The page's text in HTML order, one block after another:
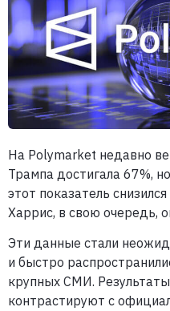
На Polymarket недавно
Трампа достигала 67%,
этот показатель
Харрис, в свою очередь,
Эти данные стали
и быстро
крупных СМИ.
контрастируют с